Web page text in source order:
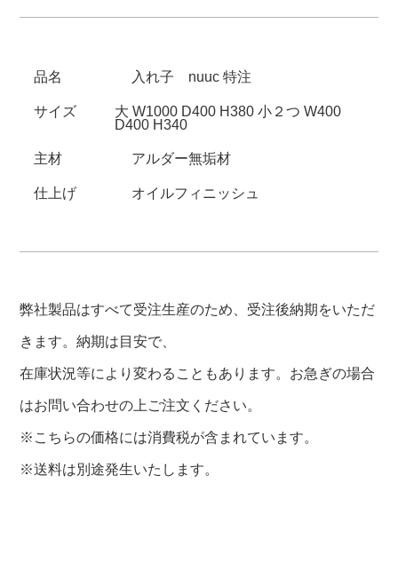
品名 入れ子 nuuc 特注
サイズ
大 W1000 D400 H380 小２つ W400
D400 H340
主材 アルダー無垢材
仕上げ オイルフィニッシュ
弊社製品はすべて受注生産のため、受注後納期をいただ
きます。納期は目安で、
在庫状況等により変わることもあります。お急ぎの場合
はお問い合わせの上ご注文ください。
※こちらの価格には消費税が含まれています。
※送料は別途発生いたします。